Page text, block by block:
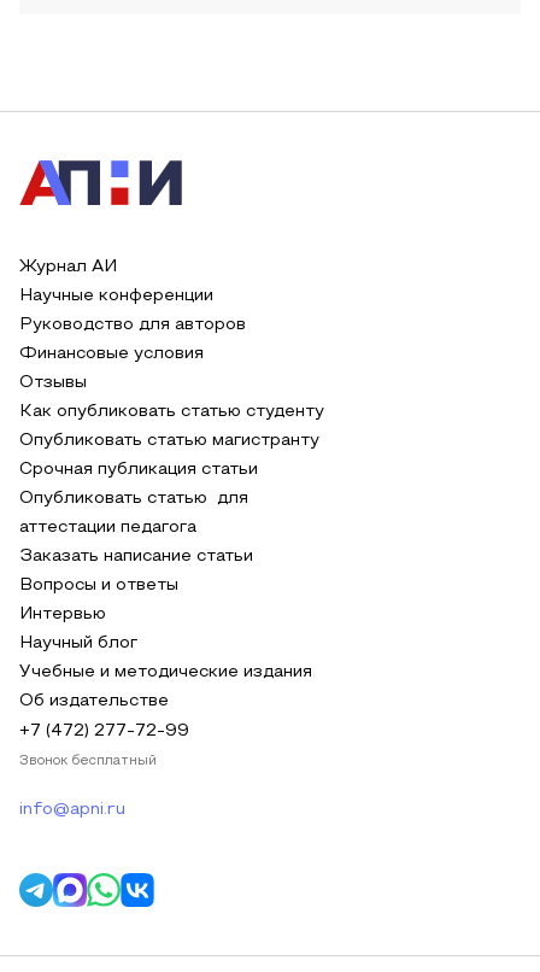
Журнал АИ
Научные конференции
Руководство для авторов
Финансовые условия
Отзывы
Как опубликовать статью студенту
Опубликовать статью магистранту
Срочная публикация статьи
Опубликовать статью для
аттестации педагога
Заказать написание статьи
Вопросы и ответы
Интервью
Научный блог
Учебные и методические издания
Об издательстве
+7 (472) 277-72-99
Звонок бесплатный
info@apni.ru